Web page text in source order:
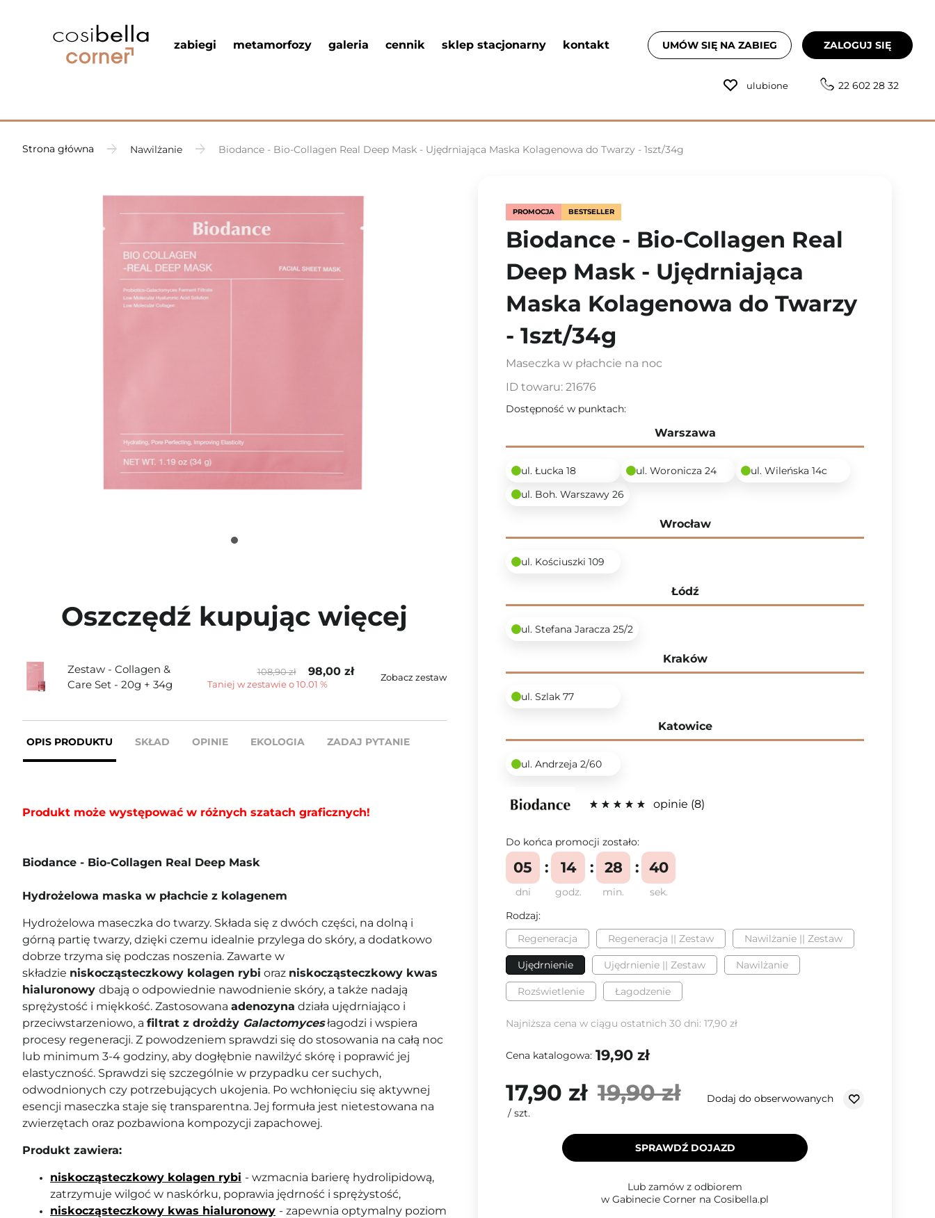
zabiegi metamorfozy galeria cennik sklep stacjonarny kontakt UMÓW SIĘ NA ZABIEG ZALOGUJ SIĘ
ulubione 22 602 28 32
Strona główna Nawilżanie Biodance - Bio-Collagen Real Deep Mask - Ujędrniająca Maska Kolagenowa do Twarzy - 1szt/34g
Oszczędź kupując więcej
Zestaw - Collagen &
Care Set - 20g + 34g
108,90 zł 98,00 zł
Taniej w zestawie o 10.01 %
Zobacz zestaw
OPIS PRODUKTU SKŁAD OPINIE EKOLOGIA ZADAJ PYTANIE
Produkt może występować w różnych szatach graficznych!
Biodance - Bio-Collagen Real Deep Mask
Hydrożelowa maska w płachcie z kolagenem
Hydrożelowa maseczka do twarzy. Składa się z dwóch części, na dolną i
górną partię twarzy, dzięki czemu idealnie przylega do skóry, a dodatkowo
dobrze trzyma się podczas noszenia. Zawarte w
składzie niskocząsteczkowy kolagen rybi oraz niskocząsteczkowy kwas
hialuronowy dbają o odpowiednie nawodnienie skóry, a także nadają
sprężystość i miękkość. Zastosowana adenozyna działa ujędrniająco i
przeciwstarzeniowo, a filtrat z drożdży Galactomycesłagodzi i wspiera
procesy regeneracji. Z powodzeniem sprawdzi się do stosowania na całą noc
lub minimum 3-4 godziny, aby dogłębnie nawilżyć skórę i poprawić jej
elastyczność. Sprawdzi się szczególnie w przypadku cer suchych,
odwodnionych czy potrzebujących ukojenia. Po wchłonięciu się aktywnej
esencji maseczka staje się transparentna. Jej formuła jest nietestowana na
zwierzętach oraz pozbawiona kompozycji zapachowej.
Produkt zawiera:
niskocząsteczkowy kolagen rybi - wzmacnia barierę hydrolipidową,
zatrzymuje wilgoć w naskórku, poprawia jędrność i sprężystość,
niskocząsteczkowy kwas hialuronowy - zapewnia optymalny poziom
PROMOCJA BESTSELLER
Biodance - Bio-Collagen Real
Deep Mask - Ujędrniająca
Maska Kolagenowa do Twarzy
- 1szt/34g
Maseczka w płachcie na noc
ID towaru: 21676
Dostępność w punktach:
Warszawa
ul. Łucka 18 ul. Woronicza 24
ul. Wileńska 14c
ul. Boh. Warszawy 26
Wrocław
ul. Kościuszki 109
Łódź
ul. Stefana Jaracza 25/2
Kraków
ul. Szlak 77
Katowice
ul. Andrzeja 2/60
opinie 8
Do końca promocji zostało:
dni
05
godz.
14
min.
28
sek.
39
Rodzaj:
Regeneracja
Regeneracja || Zestaw Nawilżanie || Zestaw
Ujędrnienie Ujędrnienie || Zestaw Nawilżanie
Rozświetlenie Łagodzenie
Najniższa cena w ciągu ostatnich 30 dni: 17,90 zł
Cena katalogowa: 19,90 zł
17,90 zł 19,90 zł
/ szt.
Dodaj do obserwowanych
SPRAWDŹ DOJAZD
Lub zamów z odbiorem
w Gabinecie Corner na Cosibella.pl